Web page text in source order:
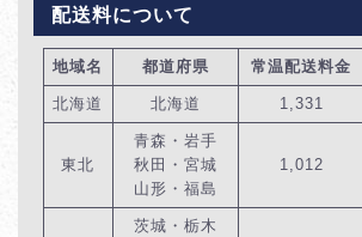
配送料について
地域名 都道府県 常温配送料金
北海道 北海道 1,331
東北
青森・岩手
秋田・宮城
山形・福島
1,012
茨城・栃木